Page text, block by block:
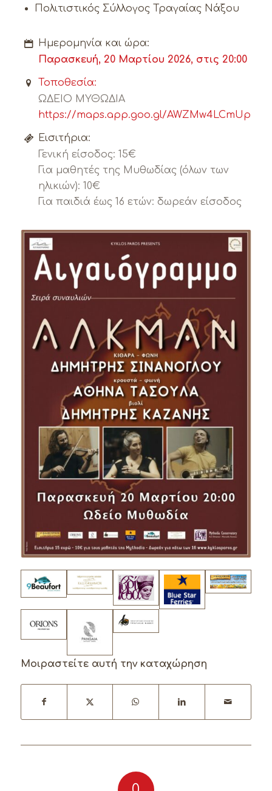
Πολιτιστικός Σύλλογος Τραγαίας Νάξου
Ημερομηνία και ώρα:
Παρασκευή, 20 Μαρτίου 2026, στις 20:00
Τοποθεσία:
ΩΔΕΙΟ ΜΥΘΩΔΙΑ
https://maps.app.goo.gl/
Εισιτήρια:
Γενική είσοδος: 15€
Για μαθητές της Μυθωδίας (όλων των
ηλικιών): 10€
Για παιδιά έως 16 ετών: δωρεάν είσοδος
Μοιραστείτε αυτή την καταχώρηση